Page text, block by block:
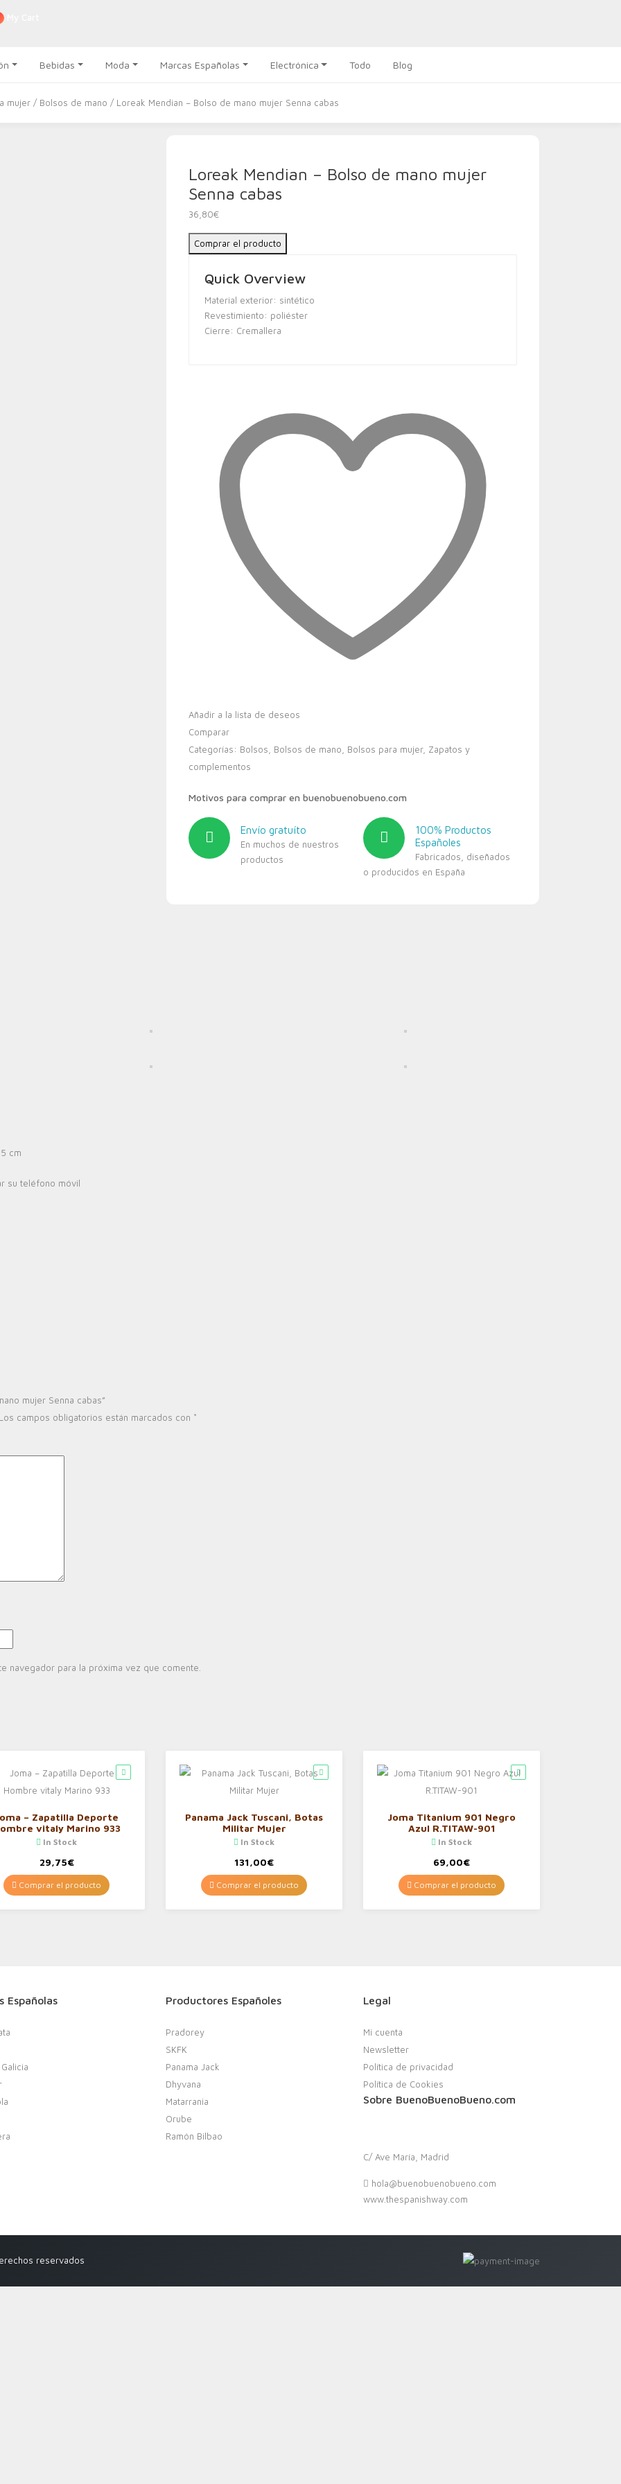
My Cart
Bebidas Moda Marcas Españolas Electrónica Todo Blog
mujer / Bolsos de mano / Loreak Mendian – Bolso de mano mujer Senna cabas
Loreak Mendian – Bolso de mano mujer
Senna cabas
36,80€
Comprar el producto
Quick Overview
Material exterior: sintético
Revestimiento: poliéster
Cierre: Cremallera
Añadir a la lista de deseos
Comparar
Categorías: Bolsos Bolsos de mano Bolsos para mujer, Zapatos y
complementos
Motivos para comprar en buenobuenobueno.com
Envío gratuíto
En muchos de nuestros
productos
100% Productos
Españoles
Fabricados, diseñados
o producidos en España
cm
su teléfono móvil
mujer Senna cabas”
Los campos obligatorios están marcados con *
navegador para la próxima vez que comente.
– Zapatilla Deporte
vitaly Marino 933
In Stock
29,75€
Comprar el producto
Panama Jack Tuscani, Botas
Militar Mujer
In Stock
131,00€
Comprar el producto
Joma Titanium 901 Negro
Azul R.TITAW-901
In Stock
69,00€
Comprar el producto
Españolas Productores Españoles
Pradorey
SKFK
Panama Jack
Dhyvana
Matarrania
Orube
Ramón Bilbao
Legal
Mi cuenta
Newsletter
Política de privacidad
Política de Cookies
Sobre BuenoBuenoBueno.com
C/ Ave María, Madrid
hola@buenobuenobueno.com
www.thespanishway.com
reservados